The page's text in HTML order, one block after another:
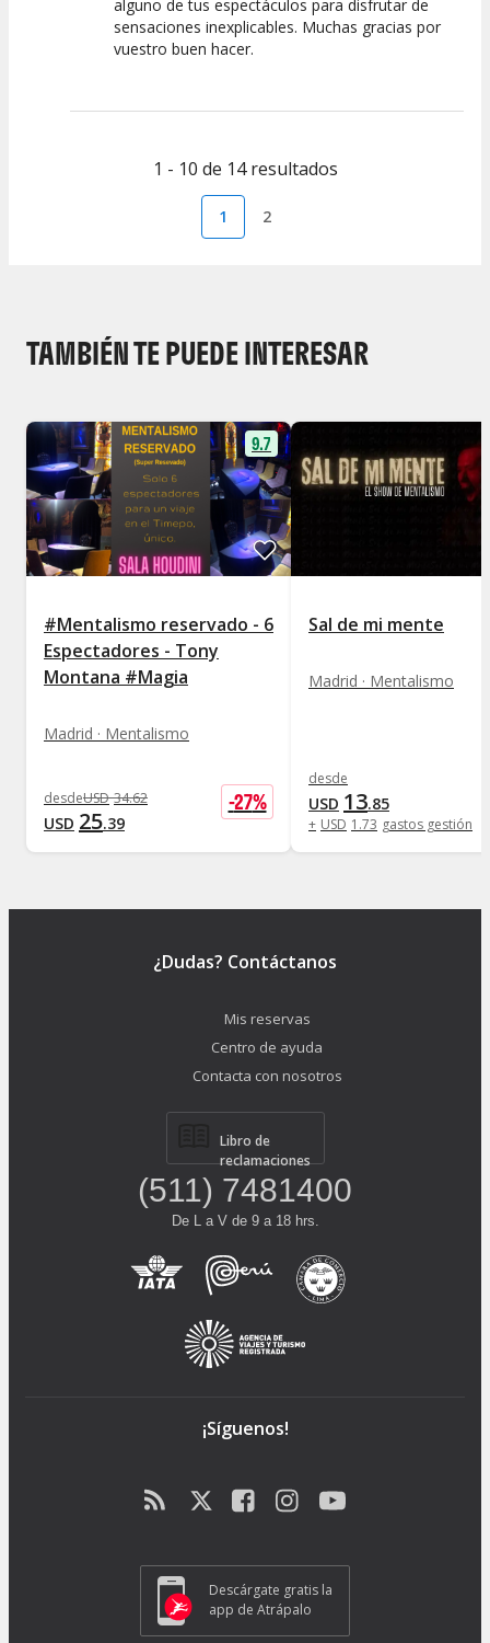
alguno de tus espectáculos para disfrutar de
sensaciones inexplicables. Muchas gracias por
vuestro buen hacer.
1 - 10 de 14 resultados
1 2
TAMBIÉN TE PUEDE INTERESAR
9.7
#Mentalismo reservado - 6
Espectadores - Tony
Montana #Magia
Madrid · Mentalismo
desdeUSD 34.62
USD 25.39
-27%
Sal de mi mente
Madrid · Mentalismo
desde
USD 13.85
+ USD 1 .73 gastos gestión
¿Dudas? Contáctanos
Mis reservas
Centro de ayuda
Contacta con nosotros
Libro de
reclamaciones
(511) 7481400
De L a V de 9 a 18 hrs.
¡Síguenos!
Descárgate gratis la
app de Atrápalo